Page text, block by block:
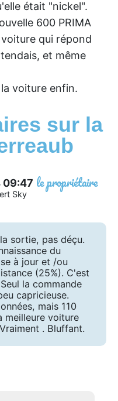
était "nickel".
600 PRIMA
qui répond
et même
voiture enfin.
sur la
le propriétaire
Sky
sortie, pas déçu.
du
à jour et /ou
(25%). C'est
la commande
capricieuse.
mais 110
meilleure voiture
. Bluffant.